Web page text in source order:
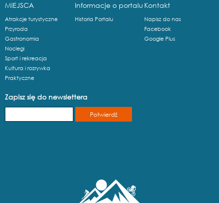
MIEJSCA
Atrakcje turystyczne
Przyroda
Gastronomia
Noclegi
Sport i rekreacja
Kultura i rozrywka
Praktyczne
Informacje o portalu
Historia Portalu
Kontakt
Napisz do nas
Facebook
Google Plus
Zapisz się do newslettera